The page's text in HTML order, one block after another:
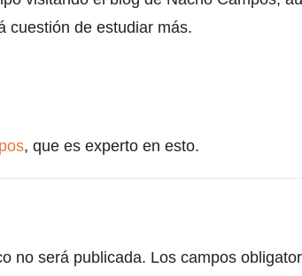
cuestión de estudiar más.
, que es experto en esto.
no será publicada. Los campos